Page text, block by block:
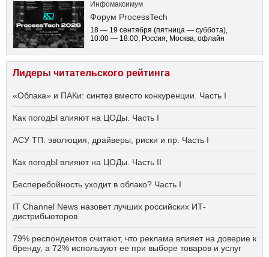
Инфомаксимум
Форум ProcessTech
18 — 19 сентября (пятница — суббота),
10:00 — 18:00, Россия, Москва, офлайн
Лидеры читательского рейтинга
«Облака» и ПАКи: синтез вместо конкуренции. Часть I
Как погодЫ влияют на ЦОДы. Часть I
АСУ ТП: эволюция, драйверы, риски и пр. Часть I
Как погодЫ влияют на ЦОДы. Часть II
Бесперебойность уходит в облако? Часть I
IT Channel News назовет лучших российских ИТ-
дистрибьюторов
79% респондентов считают, что реклама влияет на доверие к
бренду, а 72% используют ее при выборе товаров и услуг